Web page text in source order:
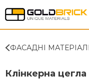
ФАСАДНІ
Клінкерна цегла